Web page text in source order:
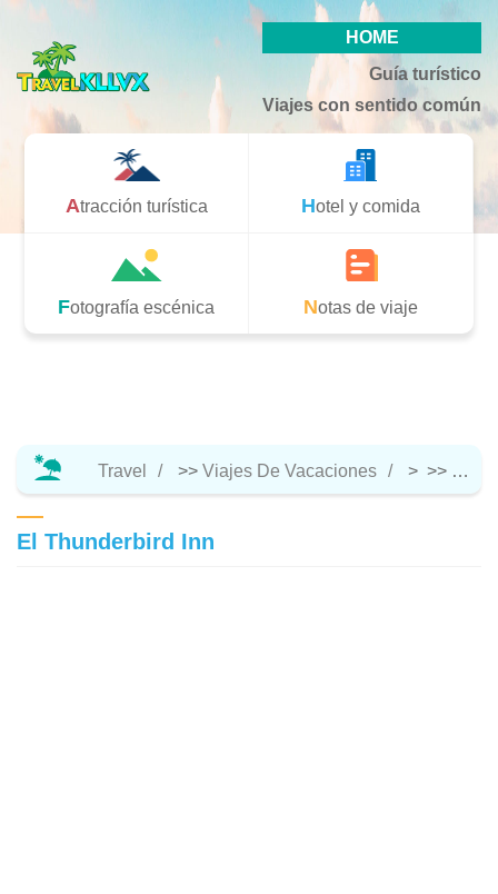
HOME
Guía turístico
Viajes con sentido común
Atracción turística Hotel y comida
Fotografía escénica Notas de viaje
Travel >> Viajes De Vacaciones > >>
El Thunderbird Inn